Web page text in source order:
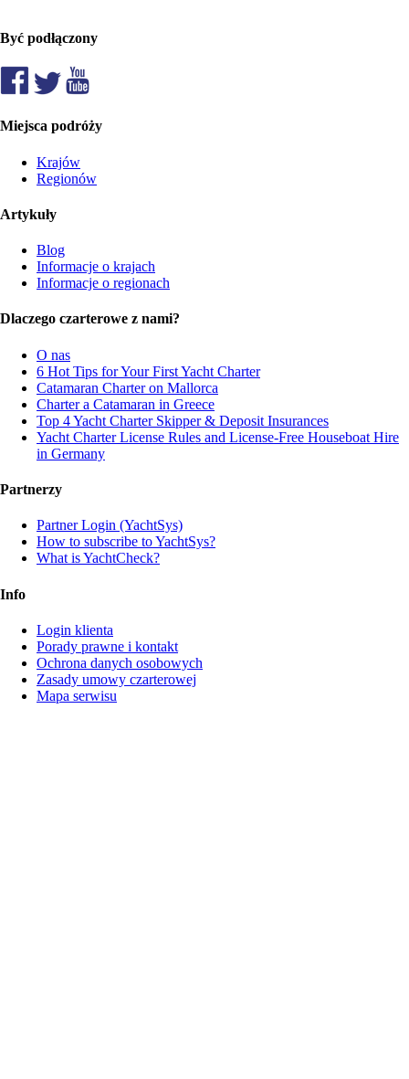
Być podłączony
Miejsca podróży
Krajów
Regionów
Artykuły
Blog
Informacje o krajach
Informacje o regionach
Dlaczego czarterowe z nami?
O nas
6 Hot Tips for Your First Yacht Charter
Catamaran Charter on Mallorca
Charter a Catamaran in Greece
Top 4 Yacht Charter Skipper & Deposit Insurances
Yacht Charter License Rules and License-Free Houseboat Hire
in Germany
Partnerzy
Partner Login (YachtSys)
How to subscribe to YachtSys?
What is YachtCheck?
Info
Login klienta
Porady prawne i kontakt
Ochrona danych osobowych
Zasady umowy czarterowej
Mapa serwisu